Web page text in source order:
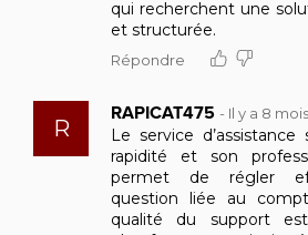
qui recherchent une
et structurée.
Répondre
R
RAPICAT475 - Il y a 8
Le service
rapidité et son
permet de régler
question liée au
qualité du support